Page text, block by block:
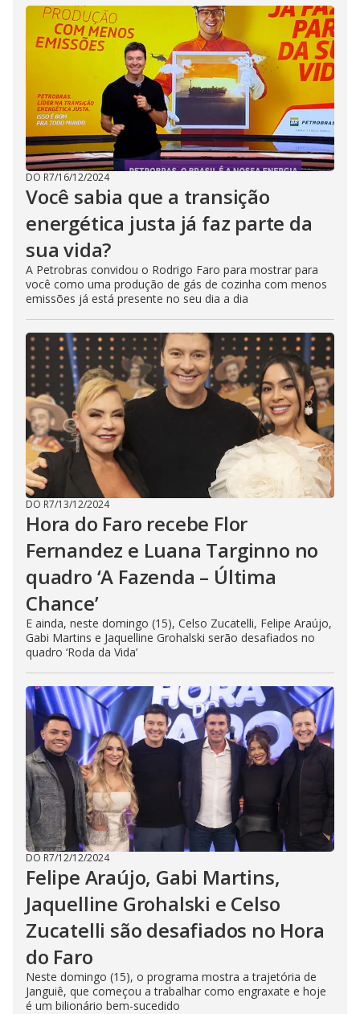
DO R7/16/12/2024
Você sabia que a transição
energética justa já faz parte da
sua vida?
A Petrobras convidou o Rodrigo Faro para mostrar para
você como uma produção de gás de cozinha com menos
emissões já está presente no seu dia a dia
DO R7/13/12/2024
Hora do Faro recebe Flor
Fernandez e Luana Targinno no
quadro ‘A Fazenda – Última
Chance’
E ainda, neste domingo (15), Celso Zucatelli, Felipe Araújo,
Gabi Martins e Jaquelline Grohalski serão desafiados no
quadro ‘Roda da Vida’
DO R7/12/12/2024
Felipe Araújo, Gabi Martins,
Jaquelline Grohalski e Celso
Zucatelli são desafiados no Hora
do Faro
Neste domingo (15), o programa mostra a trajetória de
Janguiê, que começou a trabalhar como engraxate e hoje
é um bilionário bem-sucedido